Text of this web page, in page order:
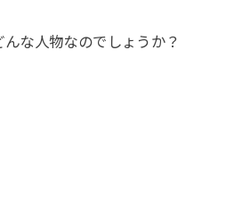
な人物なのでしょうか？